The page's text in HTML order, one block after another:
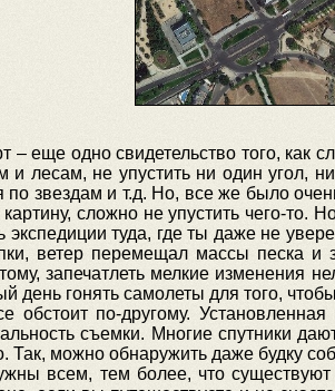
– еще одно свидетельство того,
и лесам, не упустить ни один угол,
по звездам и т.д. Но, все же было
сложно не упустить чего-то.
экспедиции туда, где ты даже не
ветер перемещал массы песка и
запечатлеть мелкие изменения
день гонять самолеты для того,
обстоит по-другому.
съемки. Многие спутники
Так, можно обнаружить даже будку
всем, тем более, что